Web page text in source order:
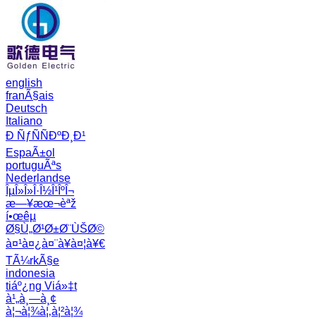
english
franÃ§ais
Deutsch
Italiano
Ð ÑƒÑÑÐºÐ¸Ð¹
EspaÃ±ol
portuguÃªs
Nederlandse
ÎµÎ»Î»Î·Î½Î¹ÎºÎ¬
æ—¥æœ¬èªž
í•œêµ­
Ø§Ù„Ø¹Ø±Ø¨ÙŠØ©
à¤¹à¤¿à¤¨à¥à¤¦à¥€
TÃ¼rkÃ§e
indonesia
tiáº¿ng Viá»‡t
à¹„à¸—à¸¢
à¦¬à¦¾à¦‚à¦²à¦¾